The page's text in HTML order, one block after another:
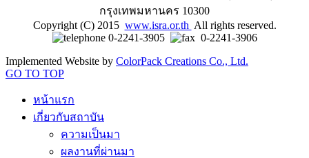
กรุงเทพมหานคร 10300
Copyright (C) 2015 www.isra.or.th All rights reserved.
0-2241-3905
0-2241-3906
Implemented Website by ColorPack Creations Co., Ltd.
GO TO TOP
หน้าแรก
เกี่ยวกับสถาบัน
ความเป็นมา
ผลงานที่ผ่านมา